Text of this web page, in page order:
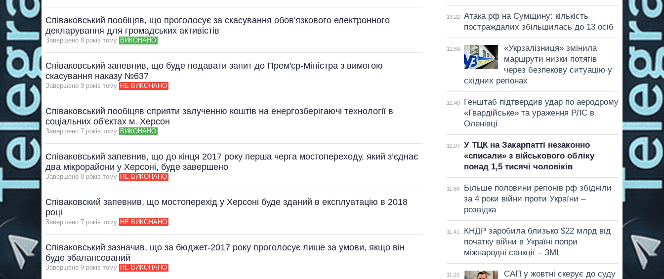
Співаковський пообіцяв, що проголосує за скасування обов'язкового електронного
декларування для громадських активістів
Завершено 8 рокiв тому ВИКОНАНО
Співаковський запевнив, що буде подавати запит до Прем'єр-Міністра з вимогою
скасування наказу №637
Завершено 9 рокiв тому НЕ ВИКОНАНО
Співаковський пообіцяв сприяти залученню коштів на енергозберігаючі технології в
соціальних об'єктах м. Херсон
Завершено 7 рокiв тому ВИКОНАНО
Співаковський запевнив, що до кінця 2017 року перша черга мостопереходу, який з’єднає
два мікрорайони у Херсоні, буде завершено
Завершено 8 рокiв тому НЕ ВИКОНАНО
Співаковский запевнив, що мостоперехід у Херсоні буде зданий в експлуатацію в 2018
році
Завершено 7 рокiв тому НЕ ВИКОНАНО
Співаковський зазначив, що за бюджет-2017 року проголосує лише за умови, якщо він
буде збалансований
Завершено 9 рокiв тому НЕ ВИКОНАНО
13:22
Атака рф на Сумщину: кількість
постраждалих збільшилась до 13 осіб
12:58
«Укрзалізниця» змінила
маршрути низки потягів
через безпекову ситуацію у
східних регіонах
12:49
Генштаб підтвердив удар по аеродрому
«Гвардійське» та ураження РЛС в
Оленівці
12:07
У ТЦК на Закарпатті незаконно
«списали» з військового обліку
понад 1,5 тисячі чоловіків
11:58
Більше половини регіонів рф збідніли
за 4 роки війни проти України –
розвідка
11:41
КНДР заробила близько $22 млрд від
початку війни в Україні попри
міжнародні санкції – ЗМІ
11:20
САП у жовтні скерує до суду